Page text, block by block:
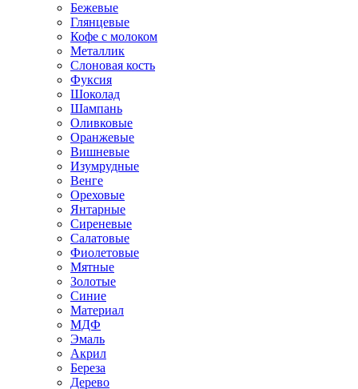
Бежевые
Глянцевые
Кофе с молоком
Металлик
Слоновая кость
Фуксия
Шоколад
Шампань
Оливковые
Оранжевые
Вишневые
Изумрудные
Венге
Ореховые
Янтарные
Сиреневые
Салатовые
Фиолетовые
Мятные
Золотые
Синие
Материал
МДФ
Эмаль
Акрил
Береза
Дерево